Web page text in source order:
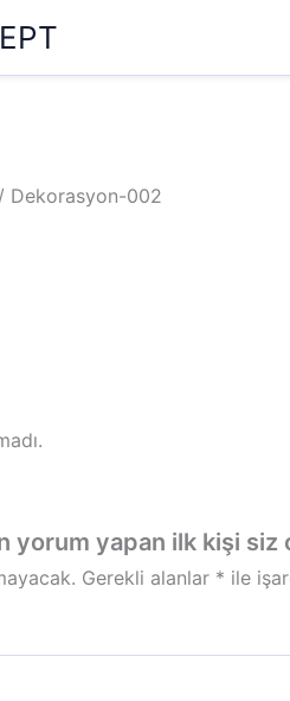
/ Dekorasyon-002
yorum yapan ilk kişi siz
Gerekli alanlar * ile